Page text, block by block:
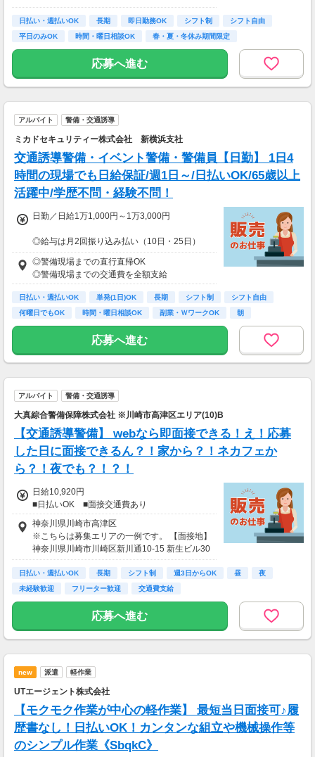
---
■交通誘導2級以上の資格をお持ちの方は
日給1万4,500円
※65歳以上は日給マイナス500円
※70歳以上は日給マイナス1,000円
★交通誘導2級（以上）として従事した場合
■65歳～69歳迄では他の年代と同じ現場でも
安全面・体力面の考慮により比較的低負荷の業
70歳以降では低負荷業務や季節により
相談の上短時間勤務をすることもあるため
給与が上記になる場合がございます。
＜月収例＞
（日給1万4,500円×月20日勤務）
日払い・週払いOK 長期 即日勤務OK シフト制
シフト自由
平日のみOK
時間・曜日相談OK
春・夏・冬休み期間限定
副業・ＷワークOK
応募へ進む
アルバイト 警備・交通誘導
ミカドセキュリティー株式会社 新横浜支社
交通誘導警備・イベント警備・警備員【日勤】 1日4
時間の現場でも日給保証/週1日～/日払いOK/65歳以上
活躍中/学歴不問・経験不問！
日勤／日給1万1,000円～1万3,000円
◎給与は月2回振り込み払い（10日・25日）
◎日払い制度の利用も可能（規定あり）
◎有資格者は日給+2,000円（一般路線は+1,000
円）
◎資格取得費用は当社全額負担
※65歳以上の方は下記給与になります
65～69歳：日勤／日給1万800円
70～79歳：日勤／日給1万500円
◎警備現場までの直行直帰OK
◎警備現場までの交通費を全額支給
日払い・週払いOK 単発(1日)OK 長期 シフト制
シフト自由
何曜日でもOK
時間・曜日相談OK 副業・ＷワークOK 朝
応募へ進む
アルバイト 警備・交通誘導
大真綜合警備保障株式会社 ※川崎市高津区エリア(10)B
【交通誘導警備】 webなら即面接できる！え！応募
した日に面接できるん？！家から？！ネカフェか
ら？！夜でも？！？！
日給10,920円
■日払いOK ■面接交通費あり
神奈川県川崎市高津区
※こちらは募集エリアの一例です。 【面接地】
神奈川県川崎市川崎区新川通10-15 新生ビル30
3
日払い・週払いOK 長期 シフト制 週3日からOK 昼
夜
未経験歓迎
フリーター歓迎 交通費支給
応募へ進む
new 派遣 軽作業
UTエージェント株式会社
【モクモク作業が中心の軽作業】 最短当日面接可♪履
歴書なし！日払いOK！カンタンな組立や機械操作等
のシンプル作業《SbqkC》